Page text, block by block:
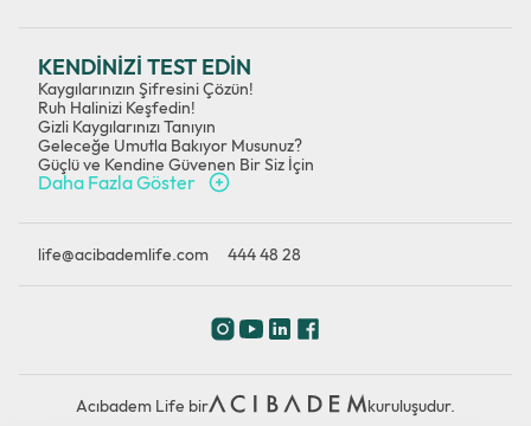
KENDİNİZİ TEST EDİN
Kaygılarınızın Şifresini Çözün!
Ruh Halinizi Keşfedin!
Gizli Kaygılarınızı Tanıyın
Geleceğe Umutla Bakıyor Musunuz?
Güçlü ve Kendine Güvenen Bir Siz İçin
Daha Fazla Göster
Acıbadem Life bir kuruluşudur.
life@acibademlife.com 444 48 28